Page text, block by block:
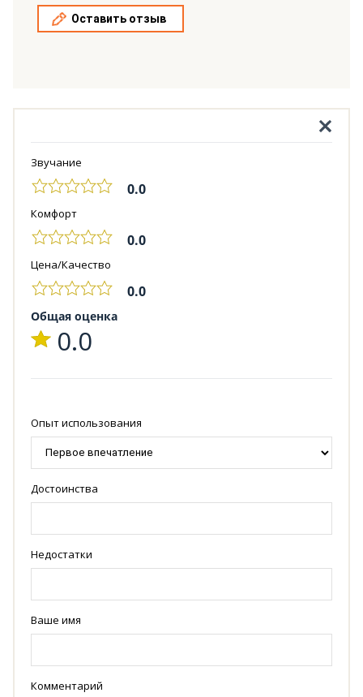
Оставить отзыв
Звучание
0.0
Комфорт
0.0
Цена/Качество
0.0
Общая оценка
0.0
Опыт использования
Достоинства
Недостатки
Ваше имя
Комментарий